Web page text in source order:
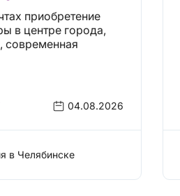
приобретение
в центре города,
современная
04.08.2026
в Челябинске